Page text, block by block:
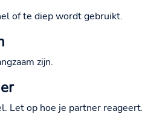
of te diep wordt gebruikt.
zijn.
Let op hoe je partner reageert.